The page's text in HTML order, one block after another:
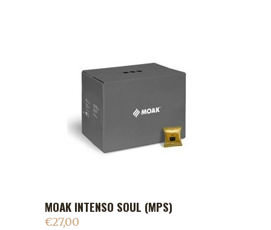
ADICIONAR AO CARRINHO
MOAK INTENSO SOUL (MPS)
€27,00